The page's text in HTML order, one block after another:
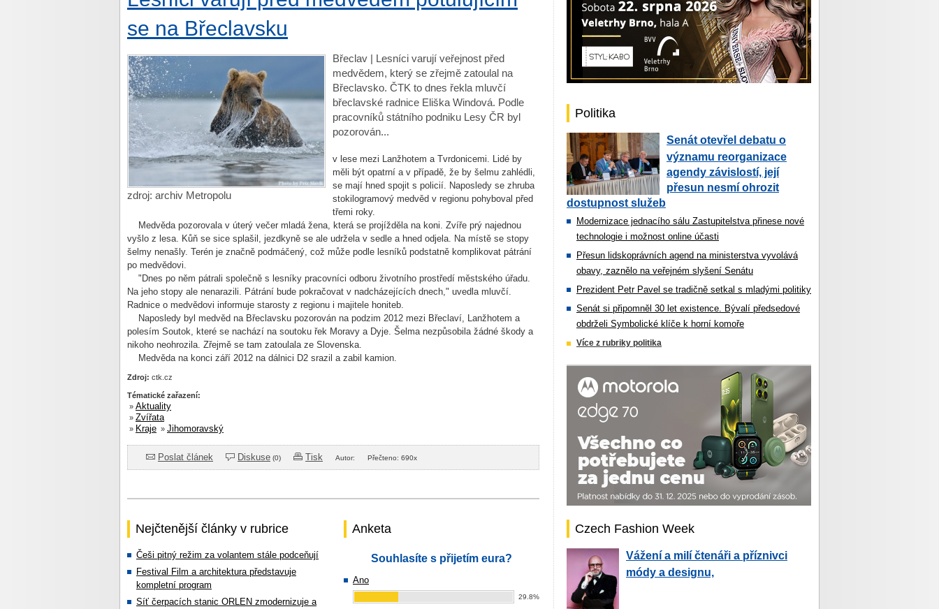
se na Břeclavsku
zdroj: archiv Metropolu
Břeclav | Lesníci varují veřejnost před
medvědem, který se zřejmě zatoulal na
Břeclavsko. ČTK to dnes řekla mluvčí
břeclavské radnice Eliška Windová. Podle
pracovníků státního podniku Lesy ČR byl
pozorován...
v lese mezi Lanžhotem a Tvrdonicemi. Lidé by
měli být opatrní a v případě, že by šelmu zahlédli,
se mají hned spojit s policií. Naposledy se zhruba
stokilogramový medvěd v regionu pohyboval před
třemi roky.
Medvěda pozorovala v úterý večer mladá žena, která se projížděla na koni. Zvíře prý najednou
vyšlo z lesa. Kůň se sice splašil, jezdkyně se ale udržela v sedle a hned odjela. Na místě se stopy
šelmy nenašly. Terén je značně podmáčený, což může podle lesníků podstatně komplikovat pátrání
po medvědovi.
"Dnes po něm pátrali společně s lesníky pracovníci odboru životního prostředí městského úřadu.
Na jeho stopy ale nenarazili. Pátrání bude pokračovat v nadcházejících dnech," uvedla mluvčí.
Radnice o medvědovi informuje starosty z regionu i majitele honiteb.
Naposledy byl medvěd na Břeclavsku pozorován na podzim 2012 mezi Břeclaví, Lanžhotem a
polesím Soutok, které se nachází na soutoku řek Moravy a Dyje. Šelma nezpůsobila žádné škody a
nikoho neohrozila. Zřejmě se tam zatoulala ze Slovenska.
Medvěda na konci září 2012 na dálnici D2 srazil a zabil kamion.
Zdroj: ctk.cz
Tématické zařazení:
» Aktuality
» Zvířata
» Kraje » Jihomoravský
Poslat článek Diskuse (0) Tisk Autor: Přečteno: 690x
Nejčtenější články v rubrice
Češi pitný režim za volantem stále podceňují
Festival Film a architektura představuje
kompletní program
Síť čerpacích stanic ORLEN zmodernizuje a
Anketa
Souhlasíte s přijetím eura?
Ano
29.8%
Politika
Senát otevřel debatu o
významu reorganizace
agendy závislostí, její
přesun nesmí ohrozit
dostupnost služeb
Modernizace jednacího sálu Zastupitelstva přinese nové
technologie i možnost online účasti
Přesun lidskoprávních agend na ministerstva vyvolává
obavy, zaznělo na veřejném slyšení Senátu
Prezident Petr Pavel se tradičně setkal s mladými politiky
Senát si připomněl 30 let existence. Bývalí předsedové
obdrželi Symbolické klíče k horní komoře
Více z rubriky politika
Czech Fashion Week
Vážení a milí čtenáři a příznivci
módy a designu,